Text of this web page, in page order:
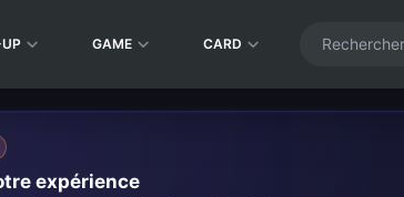
GAME CARD
expérience